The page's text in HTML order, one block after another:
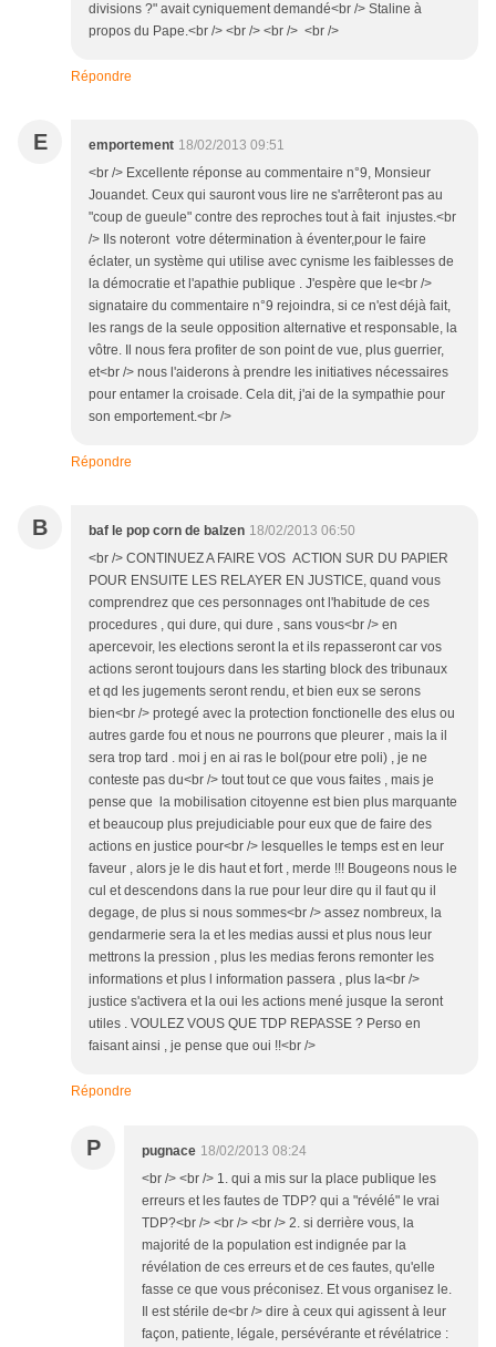
divisions ?" avait cyniquement demandé<br /> Staline à
propos du Pape.<br /> <br /> <br /> <br />
Répondre
E emportement 18/02/2013 09:51
<br /> Excellente réponse au commentaire n°9, Monsieur
Jouandet. Ceux qui sauront vous lire ne s'arrêteront pas au
"coup de gueule" contre des reproches tout à fait injustes.<br
/> Ils noteront votre détermination à éventer,pour le faire
éclater, un système qui utilise avec cynisme les faiblesses de
la démocratie et l'apathie publique . J'espère que le<br />
signataire du commentaire n°9 rejoindra, si ce n'est déjà fait,
les rangs de la seule opposition alternative et responsable, la
vôtre. Il nous fera profiter de son point de vue, plus guerrier,
et<br /> nous l'aiderons à prendre les initiatives nécessaires
pour entamer la croisade. Cela dit, j'ai de la sympathie pour
son emportement.<br />
Répondre
B baf le pop corn de balzen 18/02/2013 06:50
<br /> CONTINUEZ A FAIRE VOS ACTION SUR DU PAPIER
POUR ENSUITE LES RELAYER EN JUSTICE, quand vous
comprendrez que ces personnages ont l'habitude de ces
procedures , qui dure, qui dure , sans vous<br /> en
apercevoir, les elections seront la et ils repasseront car vos
actions seront toujours dans les starting block des tribunaux
et qd les jugements seront rendu, et bien eux se serons
bien<br /> protegé avec la protection fonctionelle des elus ou
autres garde fou et nous ne pourrons que pleurer , mais la il
sera trop tard . moi j en ai ras le bol(pour etre poli) , je ne
conteste pas du<br /> tout tout ce que vous faites , mais je
pense que la mobilisation citoyenne est bien plus marquante
et beaucoup plus prejudiciable pour eux que de faire des
actions en justice pour<br /> lesquelles le temps est en leur
faveur , alors je le dis haut et fort , merde !!! Bougeons nous le
cul et descendons dans la rue pour leur dire qu il faut qu il
degage, de plus si nous sommes<br /> assez nombreux, la
gendarmerie sera la et les medias aussi et plus nous leur
mettrons la pression , plus les medias ferons remonter les
informations et plus l information passera , plus la<br />
justice s'activera et la oui les actions mené jusque la seront
utiles . VOULEZ VOUS QUE TDP REPASSE ? Perso en
faisant ainsi , je pense que oui !!<br />
Répondre
P pugnace 18/02/2013 08:24
<br /> <br /> 1. qui a mis sur la place publique les
erreurs et les fautes de TDP? qui a "révélé" le vrai
TDP?<br /> <br /> <br /> 2. si derrière vous, la
majorité de la population est indignée par la
révélation de ces erreurs et de ces fautes, qu'elle
fasse ce que vous préconisez. Et vous organisez le.
Il est stérile de<br /> dire à ceux qui agissent à leur
façon, patiente, légale, persévérante et révélatrice :